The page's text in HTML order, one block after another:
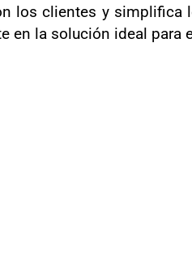
los clientes y simplifica
en la solución ideal para